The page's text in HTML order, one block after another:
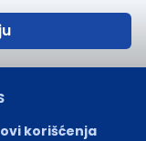
korišćenja